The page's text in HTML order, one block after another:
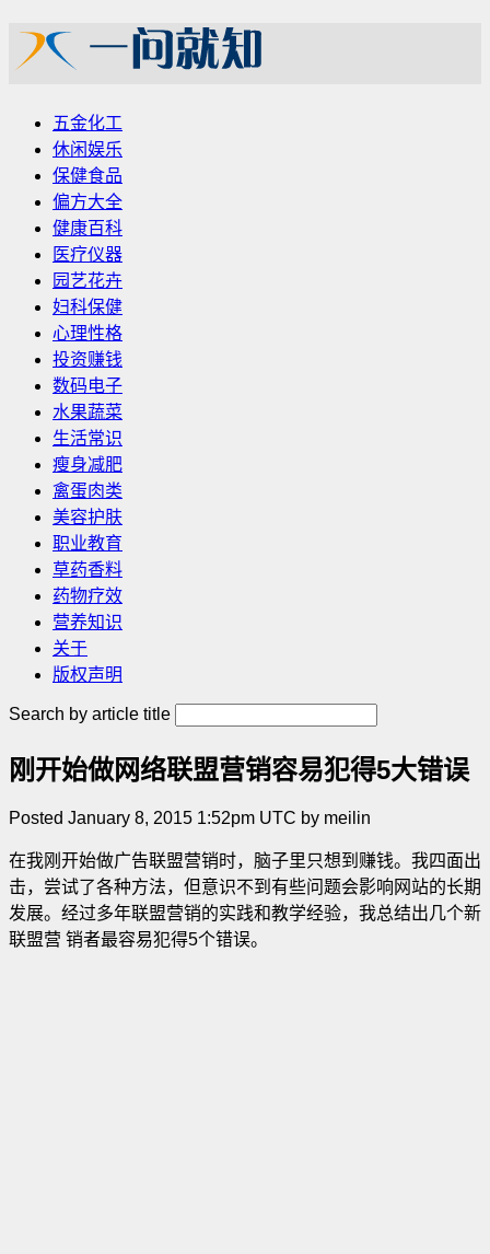
五金化工
休闲娱乐
保健食品
偏方大全
健康百科
医疗仪器
园艺花卉
妇科保健
心理性格
投资赚钱
数码电子
水果蔬菜
生活常识
瘦身减肥
禽蛋肉类
美容护肤
职业教育
草药香料
药物疗效
营养知识
关于
版权声明
Search by article title
刚开始做网络联盟营销容易犯得5大错误
Posted January 8, 2015 1:52pm UTC by meilin
在我刚开始做广告联盟营销时，脑子里只想到赚钱。我四面出
击，尝试了各种方法，但意识不到有些问题会影响网站的长期
发展。经过多年联盟营销的实践和教学经验，我总结出几个新
联盟营 销者最容易犯得5个错误。